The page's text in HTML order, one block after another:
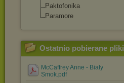
Paktofonika
Paramore
Ostatnio pobierane pliki
McCaffrey Anne - Biały
Smok.pdf